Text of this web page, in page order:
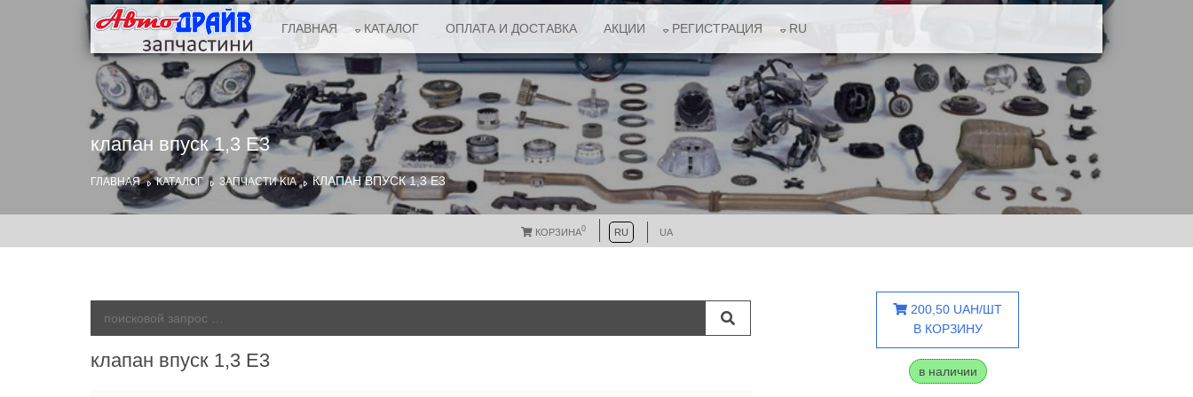
ГЛАВНАЯ КАТАЛОГ ОПЛАТА И ДОСТАВКА АКЦИИ РЕГИСТРАЦИЯ RU
клапан впуск 1,3 E3
ГЛАВНАЯ КАТАЛОГ ЗАПЧАСТИ KIA КЛАПАН ВПУСК 1,3 E3
КОРЗИНА0 RU UA
клапан впуск 1,3 E3
200,50 UAH/ШТ
В КОРЗИНУ
в наличии